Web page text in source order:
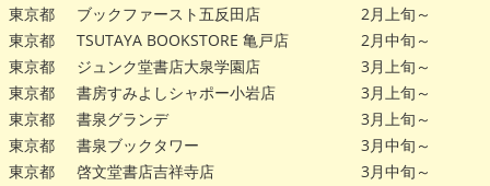
東京都
ブックファースト五反田店
2月上旬～
東京都
TSUTAYA BOOKSTORE 亀戸店
2月中旬～
東京都
ジュンク堂書店大泉学園店
3月上旬～
東京都
書房すみよしシャポー小岩店
3月上旬～
東京都
書泉グランデ
3月上旬～
東京都
書泉ブックタワー
3月中旬～
東京都
啓文堂書店吉祥寺店
3月中旬～